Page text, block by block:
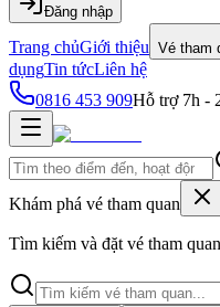
Đăng nhập
Trang chủGiới thiệu Vé tham
dụngTin tứcLiên hệ
0816 453 909Hỗ trợ 7h -
Khám phá vé tham quan
Tìm kiếm và đặt vé tham